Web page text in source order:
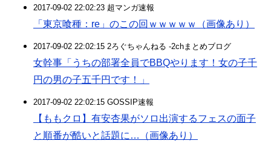
2017-09-02 22:02:23 超マンガ速報
「東京喰種：re」のこの回ｗｗｗｗｗ（画像あり）
2017-09-02 22:02:15 2ろぐちゃんねる -2chまとめブログ
女幹事「うちの部署全員でBBQやります！女の子千
円の男の子五千円です！」
2017-09-02 22:02:15 GOSSIP速報
【ももクロ】有安杏果がソロ出演するフェスの面子
と順番が酷いと話題に…（画像あり）